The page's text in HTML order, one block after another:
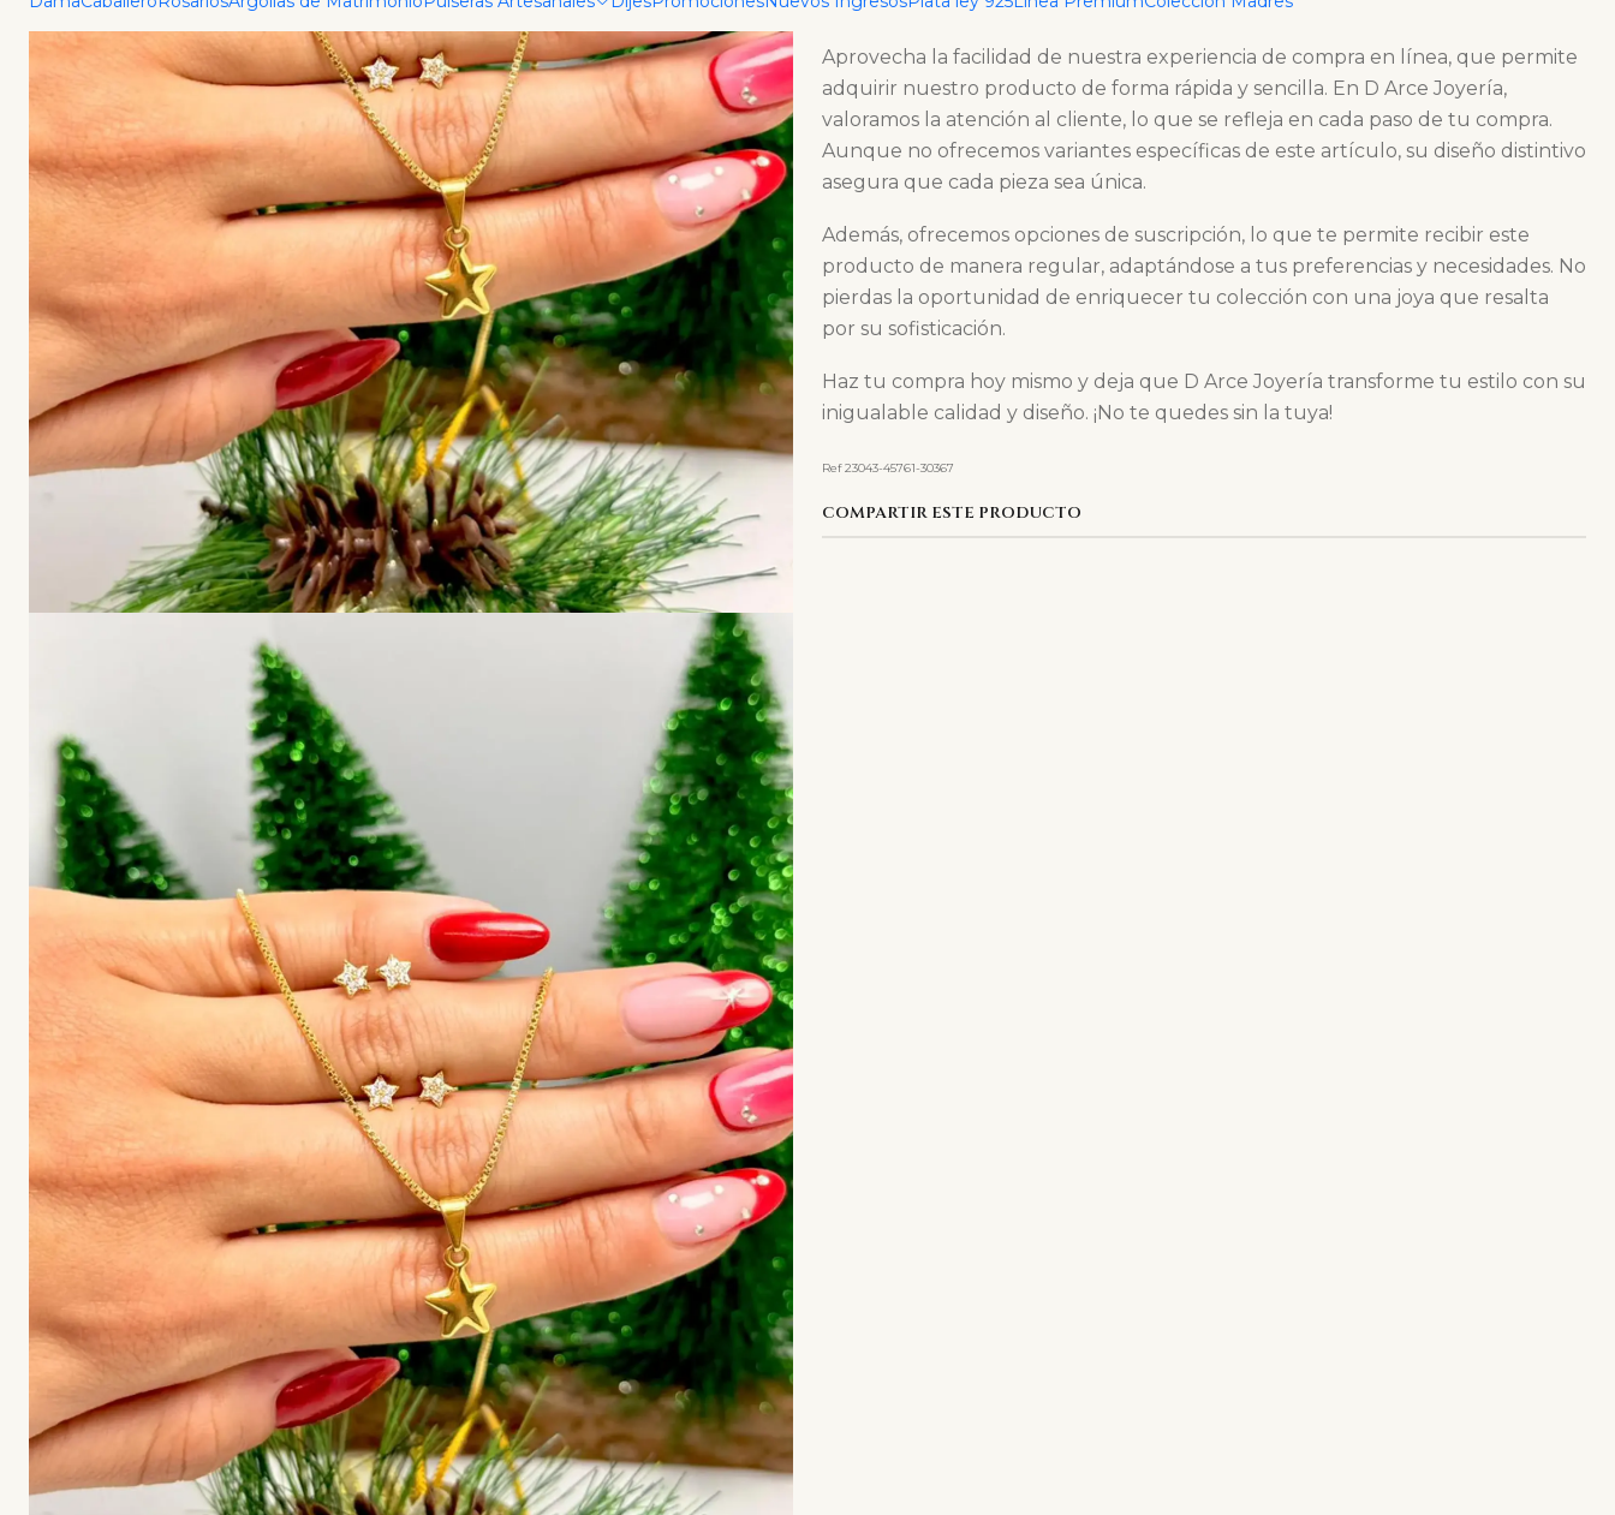
Aprovecha la facilidad de nuestra experiencia de compra en línea, que permite
adquirir nuestro producto de forma rápida y sencilla. En D Arce Joyería,
valoramos la atención al cliente, lo que se refleja en cada paso de tu compra.
Aunque no ofrecemos variantes específicas de este artículo, su diseño distintivo
asegura que cada pieza sea única.
Además, ofrecemos opciones de suscripción, lo que te permite recibir este
producto de manera regular, adaptándose a tus preferencias y necesidades. No
pierdas la oportunidad de enriquecer tu colección con una joya que resalta
por su sofisticación.
Haz tu compra hoy mismo y deja que D Arce Joyería transforme tu estilo con su
inigualable calidad y diseño. ¡No te quedes sin la tuya!
Ref 23043-45761-30367
COMPARTIR ESTE PRODUCTO